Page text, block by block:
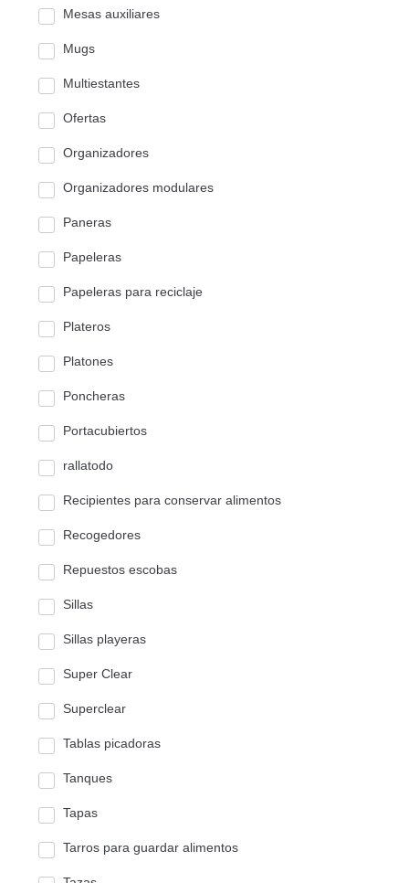
Mesas auxiliares
Mugs
Multiestantes
Ofertas
Organizadores
Organizadores modulares
Paneras
Papeleras
Papeleras para reciclaje
Plateros
Platones
Poncheras
Portacubiertos
rallatodo
Recipientes para conservar alimentos
Recogedores
Repuestos escobas
Sillas
Sillas playeras
Super Clear
Superclear
Tablas picadoras
Tanques
Tapas
Tarros para guardar alimentos